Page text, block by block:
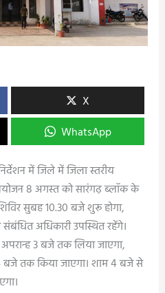
X
WhatsApp
में जिले में जिला स्तरीय
8 अगस्त को सारंगढ़ ब्लॉक के
सुबह 10.30 बजे शुरू होगा,
अधिकारी उपस्थित रहेंगे।
3 बजे तक लिया जाएगा,
तक किया जाएगा। शाम 4 बजे से